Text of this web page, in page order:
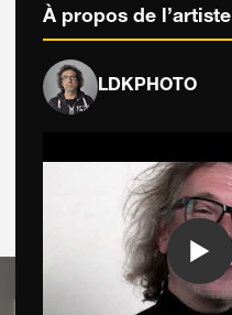
À propos de l’artiste
LDKPHOTO